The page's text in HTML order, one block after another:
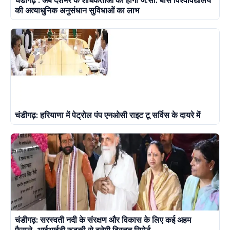
की अत्याधुनिक अनुसंधान सुविधाओं का लाभ
चंडीगढ़: हरियाणा में पेट्रोल पंप एनओसी राइट टू सर्विस के दायरे में
चंडीगढ़: सरस्वती नदी के संरक्षण और विकास के लिए कई अहम